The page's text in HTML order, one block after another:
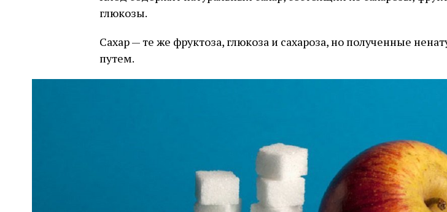
глюкозы.
Сахар — те же фруктоза, глюкоза и сахароза, но полученные
путем.